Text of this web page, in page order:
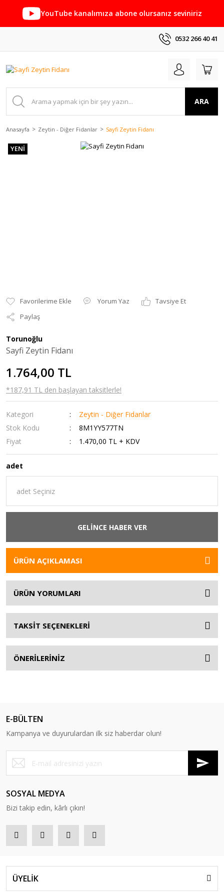
YouTube kanalımıza abone olursanız seviniriz
0532 266 40 41
ARA
Anasayfa Zeytin - Diğer Fidanlar Sayfi Zeytin Fidanı
YENİ
Yorum Yaz
Tavsiye Et
Paylaş
Torunoğlu
Sayfi Zeytin Fidanı
1.764,00 TL
*187,91 TL den başlayan taksitlerle!
Kategori
Zeytin - Diğer Fidanlar
Stok Kodu
8M1YY577TN
Fiyat
1.470,00 TL + KDV
adet
GELİNCE HABER VER
ÜRÜN AÇIKLAMASI
ÜRÜN YORUMLARI
TAKSİT SEÇENEKLERİ
ÖNERİLERİNİZ
E-BÜLTEN
Kampanya ve duyurulardan ilk siz haberdar olun!
SOSYAL MEDYA
Bizi takip edin, kârlı çıkın!
ÜYELİK